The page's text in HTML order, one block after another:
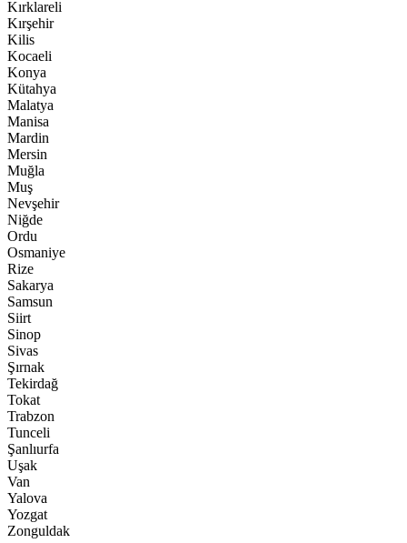
Kırklareli
Kırşehir
Kilis
Kocaeli
Konya
Kütahya
Malatya
Manisa
Mardin
Mersin
Muğla
Muş
Nevşehir
Niğde
Ordu
Osmaniye
Rize
Sakarya
Samsun
Siirt
Sinop
Sivas
Şırnak
Tekirdağ
Tokat
Trabzon
Tunceli
Şanlıurfa
Uşak
Van
Yalova
Yozgat
Zonguldak